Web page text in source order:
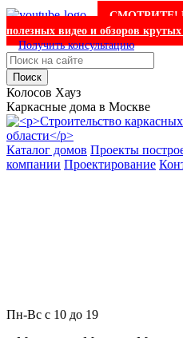
СМОТРИТЕ!
полезных видео и обзоров
Получить консультацию
Поиск
Колосов Хауз
Каркасные дома в Москве
Каталог домов Проекты
компании Проектирование
Пн-Вс с 10 до 19